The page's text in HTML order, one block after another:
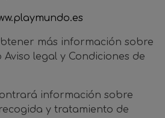
más información sobre
legal y Condiciones de
información sobre
y tratamiento de